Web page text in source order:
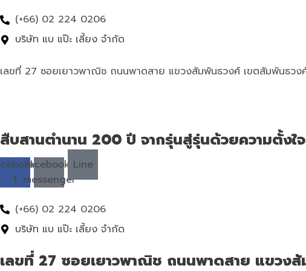
(+66) 02 224 0206
บริษัท แบ แป๊ะ เลี้ยง จำกัด
เลขที่ 27 ซอยเยาวพาณิช ถนนพาดสาย แขวงสัมพันธวงศ์ เขตสัมพันธวง
สืบสานตำนาน 200 ปี จากรุ่นสู่รุ่นด้วยความตั้
f
Facebook-
messenger
Line
(+66) 02 224 0206
บริษัท แบ แป๊ะ เลี้ยง จำกัด
เลขที่ 27 ซอยเยาวพาณิช ถนนพาดสาย แขวง